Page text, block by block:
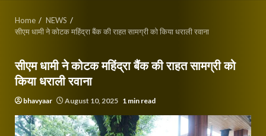
Home
NEWS
सीएम धामी ने कोटक महिंद्रा बैंक की राहत सामग्री को किया धराली रवाना
सीएम धामी ने कोटक महिंद्रा बैंक की राहत सामग्री को
किया धराली रवाना
bhavyaar August 10, 2025 1 min read